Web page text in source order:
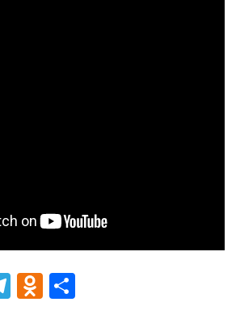
Telegram
Odnoklassniki